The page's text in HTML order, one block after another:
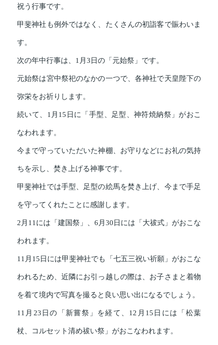
祝う行事です。
甲斐神社も例外ではなく、たくさんの初詣客で賑わいま
す。
次の年中行事は、1月3日の「元始祭」です。
元始祭は宮中祭祀のなかの一つで、各神社で天皇陛下の
弥栄をお祈りします。
続いて、1月15日に「手型、足型、神符焼納祭」がおこ
なわれます。
今まで守っていただいた神棚、お守りなどにお礼の気持
ちを示し、焚き上げる神事です。
甲斐神社では手型、足型の絵馬を焚き上げ、今まで手足
を守ってくれたことに感謝します。
2月11には「建国祭」、6月30日には「大祓式」がおこな
われます。
11月15日には甲斐神社でも「七五三祝い祈願」がおこな
われるため、近隣にお引っ越しの際は、お子さまと着物
を着て境内で写真を撮ると良い思い出になるでしょう。
11月23日の「新嘗祭」を経て、12月15日には「松葉
杖、コルセット清め祓い祭」がおこなわれます。